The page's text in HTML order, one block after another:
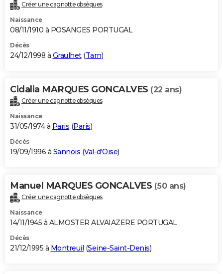
Créer une cagnotte obsèques
Naissance
08/11/1910 à POSANGES PORTUGAL
Décès
24/12/1998 à Graulhet(Tarn)
Cidalia MARQUES GONCALVES (22 ans)
Créer une cagnotte obsèques
Naissance
31/05/1974 à Paris (Paris)
Décès
19/09/1996 à Sannois (Val-d'Oise)
Manuel MARQUES GONCALVES (50 ans)
Créer une cagnotte obsèques
Naissance
14/11/1945 à ALMOSTER ALVAIAZERE PORTUGAL
Décès
21/12/1995 à Montreuil (Seine-Saint-Denis)